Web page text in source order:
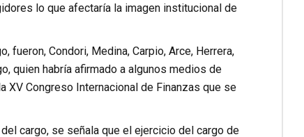
lo que afectaría la imagen institucional de
Condori, Medina, Carpio, Arce, Herrera,
quien habría afirmado a algunos medios de
Congreso Internacional de Finanzas que se
cargo, se señala que el ejercicio del cargo de